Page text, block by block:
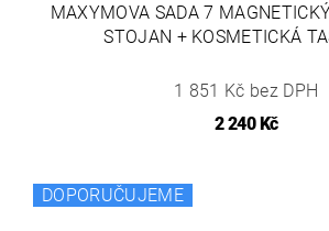
MAXYMOVA SADA 7
STOJAN + KOSMETICKÁ
1 851 Kč bez DPH
2 240 Kč
DOPORUČUJEME